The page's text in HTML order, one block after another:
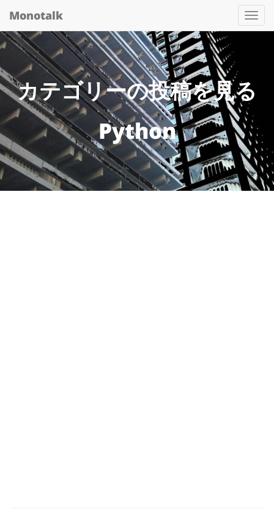
Monotalk
カテゴリーの投稿を見る
Python